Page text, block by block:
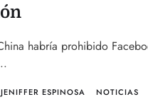
habría prohibido
JENIFFER ESPINOSA NOTICIAS